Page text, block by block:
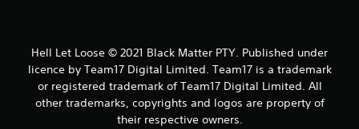
ц
і
н
Hell Let Loose © 2021 Black Matter PTY. Published under
licence by Team17 Digital Limited. Team17 is a trademark
or registered trademark of Team17 Digital Limited. All
other trademarks, copyrights and logos are property of
their respective owners.